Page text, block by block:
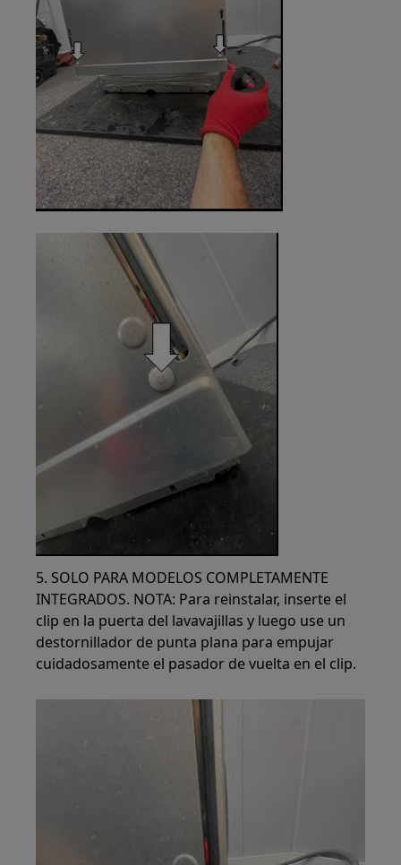
5. SOLO PARA MODELOS COMPLETAMENTE
INTEGRADOS. NOTA: Para reinstalar, inserte el
clip en la puerta del lavavajillas y luego use un
destornillador de punta plana para empujar
cuidadosamente el pasador de vuelta en el clip.